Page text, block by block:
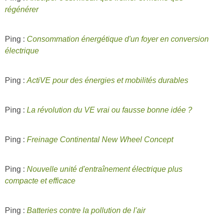
régénérer
Ping : Consommation énergétique d'un foyer en conversion
électrique
Ping : ActiVE pour des énergies et mobilités durables
Ping : La révolution du VE vrai ou fausse bonne idée ?
Ping : Freinage Continental New Wheel Concept
Ping : Nouvelle unité d'entraînement électrique plus
compacte et efficace
Ping : Batteries contre la pollution de l'air